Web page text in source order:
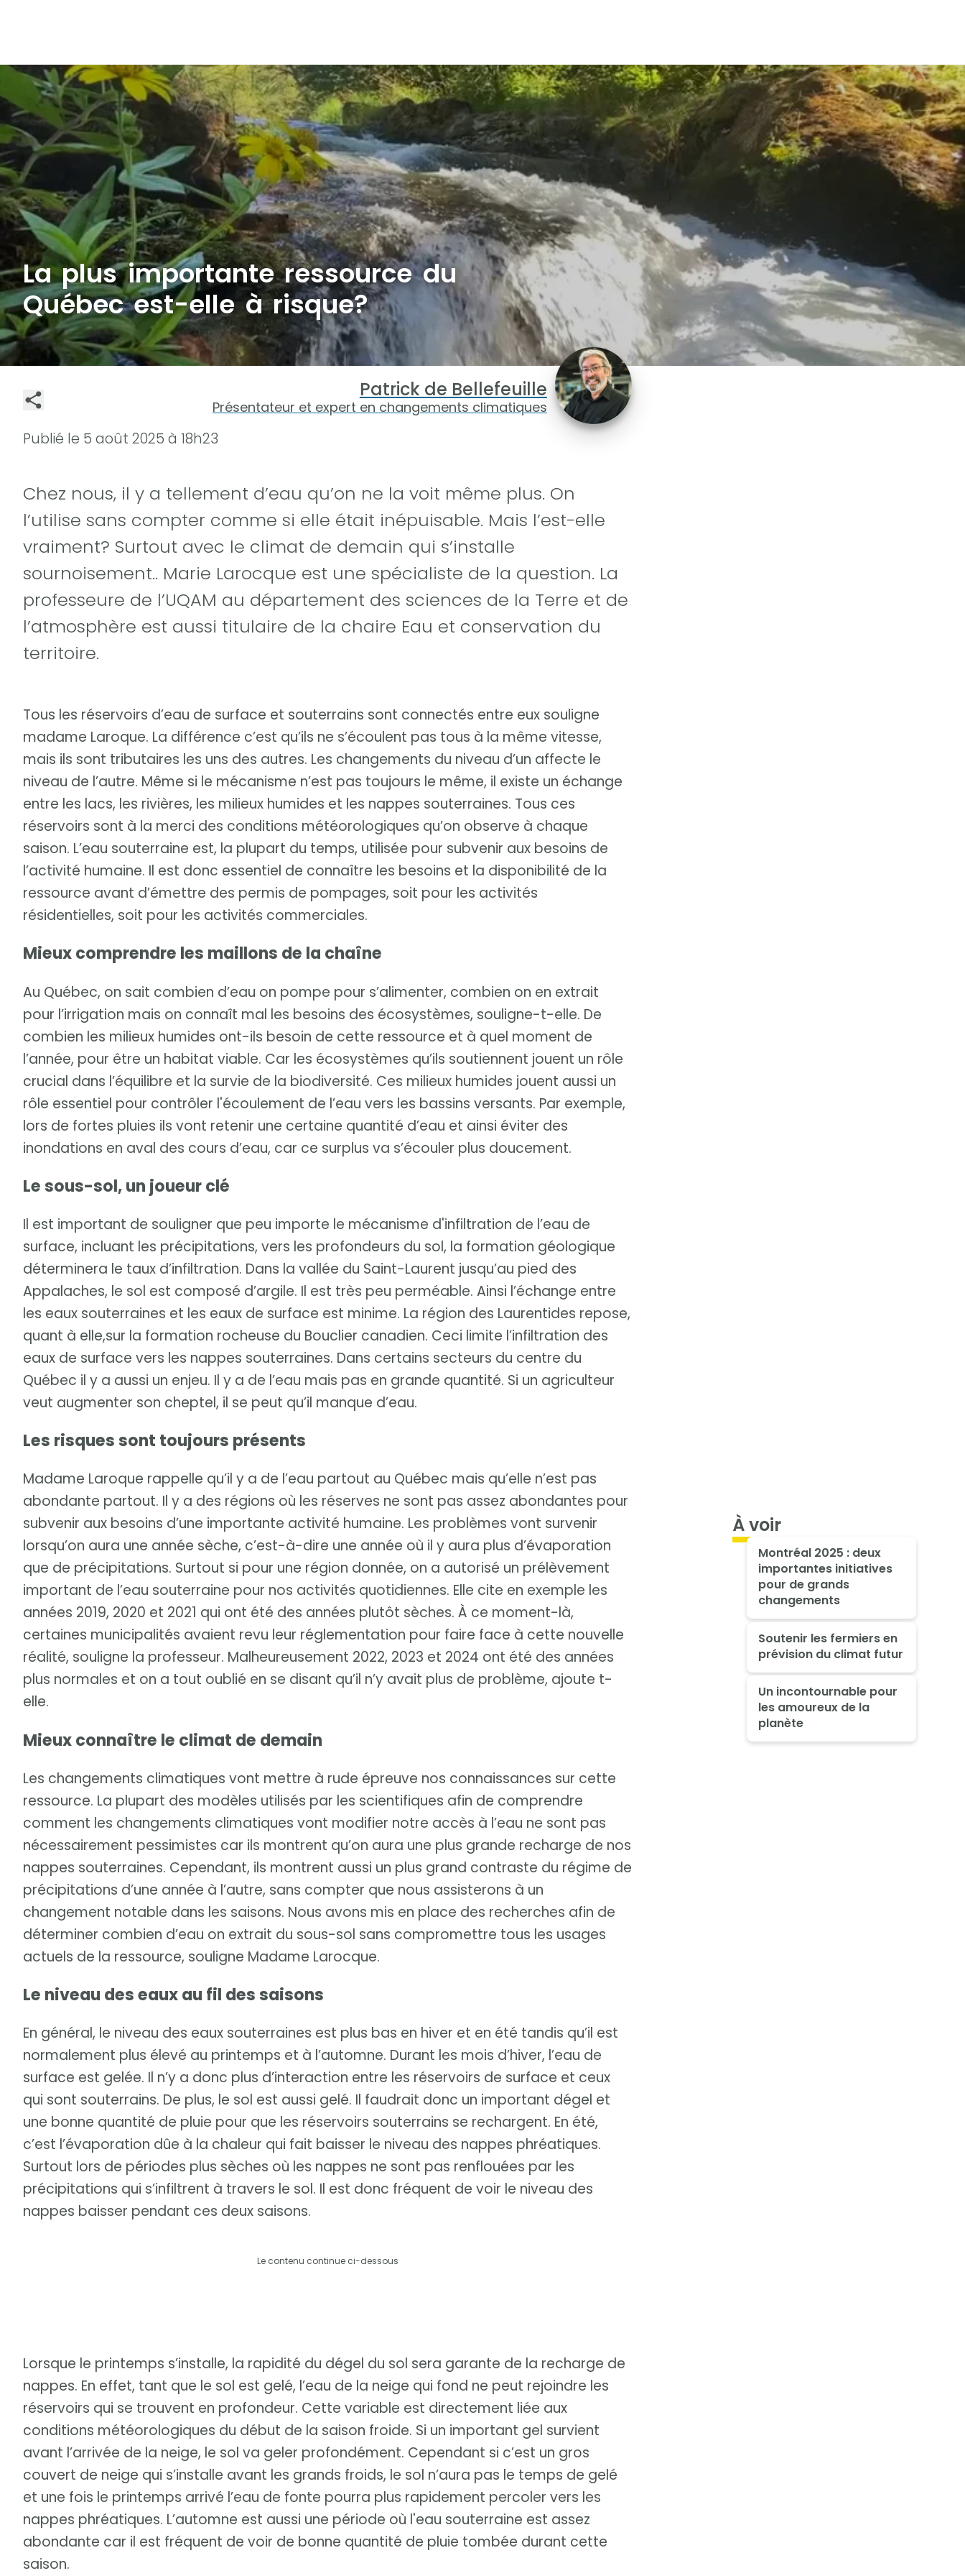
La plus importante ressource du
Québec est-elle à risque?
Patrick de Bellefeuille
Présentateur et expert en changements climatiques
Publié le 5 août 2025 à 18h23
Chez nous, il y a tellement d’eau qu’on ne la voit même plus. On
l’utilise sans compter comme si elle était inépuisable. Mais l’est-elle
vraiment? Surtout avec le climat de demain qui s’installe
sournoisement.. Marie Larocque est une spécialiste de la question. La
professeure de l’UQAM au département des sciences de la Terre et de
l’atmosphère est aussi titulaire de la chaire Eau et conservation du
territoire.
Tous les réservoirs d’eau de surface et souterrains sont connectés entre eux souligne
madame Laroque. La différence c’est qu’ils ne s’écoulent pas tous à la même vitesse,
mais ils sont tributaires les uns des autres. Les changements du niveau d’un affecte le
niveau de l’autre. Même si le mécanisme n’est pas toujours le même, il existe un échange
entre les lacs, les rivières, les milieux humides et les nappes souterraines. Tous ces
réservoirs sont à la merci des conditions météorologiques qu’on observe à chaque
saison. L’eau souterraine est, la plupart du temps, utilisée pour subvenir aux besoins de
l’activité humaine. Il est donc essentiel de connaître les besoins et la disponibilité de la
ressource avant d’émettre des permis de pompages, soit pour les activités
résidentielles, soit pour les activités commerciales.
Mieux comprendre les maillons de la chaîne
Au Québec, on sait combien d’eau on pompe pour s’alimenter, combien on en extrait
pour l’irrigation mais on connaît mal les besoins des écosystèmes, souligne-t-elle. De
combien les milieux humides ont-ils besoin de cette ressource et à quel moment de
l’année, pour être un habitat viable. Car les écosystèmes qu’ils soutiennent jouent un rôle
crucial dans l’équilibre et la survie de la biodiversité. Ces milieux humides jouent aussi un
rôle essentiel pour contrôler l'écoulement de l’eau vers les bassins versants. Par exemple,
lors de fortes pluies ils vont retenir une certaine quantité d’eau et ainsi éviter des
inondations en aval des cours d’eau, car ce surplus va s’écouler plus doucement.
Le sous-sol, un joueur clé
Il est important de souligner que peu importe le mécanisme d'infiltration de l’eau de
surface, incluant les précipitations, vers les profondeurs du sol, la formation géologique
déterminera le taux d’infiltration. Dans la vallée du Saint-Laurent jusqu’au pied des
Appalaches, le sol est composé d’argile. Il est très peu perméable. Ainsi l’échange entre
les eaux souterraines et les eaux de surface est minime. La région des Laurentides repose,
quant à elle,sur la formation rocheuse du Bouclier canadien. Ceci limite l’infiltration des
eaux de surface vers les nappes souterraines. Dans certains secteurs du centre du
Québec il y a aussi un enjeu. Il y a de l’eau mais pas en grande quantité. Si un agriculteur
veut augmenter son cheptel, il se peut qu’il manque d’eau.
Les risques sont toujours présents
Madame Laroque rappelle qu’il y a de l’eau partout au Québec mais qu’elle n’est pas
abondante partout. Il y a des régions où les réserves ne sont pas assez abondantes pour
subvenir aux besoins d’une importante activité humaine. Les problèmes vont survenir
lorsqu’on aura une année sèche, c’est-à-dire une année où il y aura plus d’évaporation
que de précipitations. Surtout si pour une région donnée, on a autorisé un prélèvement
important de l’eau souterraine pour nos activités quotidiennes. Elle cite en exemple les
années 2019, 2020 et 2021 qui ont été des années plutôt sèches. À ce moment-là,
certaines municipalités avaient revu leur réglementation pour faire face à cette nouvelle
réalité, souligne la professeur. Malheureusement 2022, 2023 et 2024 ont été des années
plus normales et on a tout oublié en se disant qu’il n’y avait plus de problème, ajoute t-
elle.
Mieux connaître le climat de demain
Les changements climatiques vont mettre à rude épreuve nos connaissances sur cette
ressource. La plupart des modèles utilisés par les scientifiques afin de comprendre
comment les changements climatiques vont modifier notre accès à l’eau ne sont pas
nécessairement pessimistes car ils montrent qu’on aura une plus grande recharge de nos
nappes souterraines. Cependant, ils montrent aussi un plus grand contraste du régime de
précipitations d’une année à l’autre, sans compter que nous assisterons à un
changement notable dans les saisons. Nous avons mis en place des recherches afin de
déterminer combien d’eau on extrait du sous-sol sans compromettre tous les usages
actuels de la ressource, souligne Madame Larocque.
Le niveau des eaux au fil des saisons
En général, le niveau des eaux souterraines est plus bas en hiver et en été tandis qu’il est
normalement plus élevé au printemps et à l’automne. Durant les mois d’hiver, l’eau de
surface est gelée. Il n’y a donc plus d’interaction entre les réservoirs de surface et ceux
qui sont souterrains. De plus, le sol est aussi gelé. Il faudrait donc un important dégel et
une bonne quantité de pluie pour que les réservoirs souterrains se rechargent. En été,
c’est l’évaporation dûe à la chaleur qui fait baisser le niveau des nappes phréatiques.
Surtout lors de périodes plus sèches où les nappes ne sont pas renflouées par les
précipitations qui s’infiltrent à travers le sol. Il est donc fréquent de voir le niveau des
nappes baisser pendant ces deux saisons.
Le contenu continue ci-dessous
Lorsque le printemps s’installe, la rapidité du dégel du sol sera garante de la recharge de
nappes. En effet, tant que le sol est gelé, l’eau de la neige qui fond ne peut rejoindre les
réservoirs qui se trouvent en profondeur. Cette variable est directement liée aux
conditions météorologiques du début de la saison froide. Si un important gel survient
avant l’arrivée de la neige, le sol va geler profondément. Cependant si c’est un gros
couvert de neige qui s’installe avant les grands froids, le sol n’aura pas le temps de gelé
et une fois le printemps arrivé l’eau de fonte pourra plus rapidement percoler vers les
nappes phréatiques. L’automne est aussi une période où l'eau souterraine est assez
abondante car il est fréquent de voir de bonne quantité de pluie tombée durant cette
saison.
À voir
Montréal 2025 : deux
importantes initiatives
pour de grands
changements
Soutenir les fermiers en
prévision du climat futur
Un incontournable pour
les amoureux de la
planète